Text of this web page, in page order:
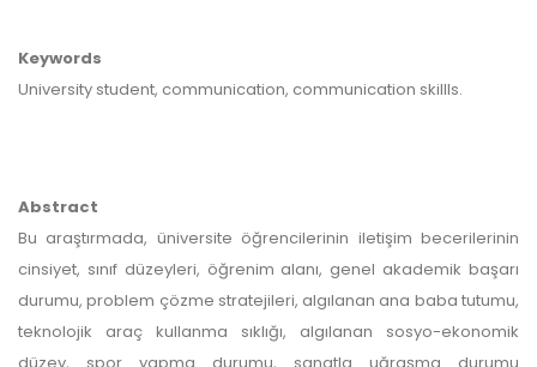
Keywords
University student, communication, communication skillls.
Abstract
Bu araştırmada, üniversite öğrencilerinin iletişim becerilerinin
cinsiyet, sınıf düzeyleri, öğrenim alanı, genel akademik başarı
durumu, problem çözme stratejileri, algılanan ana baba tutumu,
teknolojik araç kullanma sıklığı, algılanan sosyo-ekonomik
düzey, spor yapma durumu, sanatla uğraşma durumu